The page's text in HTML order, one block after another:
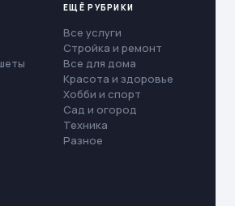
ЕЩЁ РУБРИКИ
Все услуги
Стройка и ремонт
Все для дома
Красота и здоровье
Хобби и спорт
Сад и огород
Техника
Разное